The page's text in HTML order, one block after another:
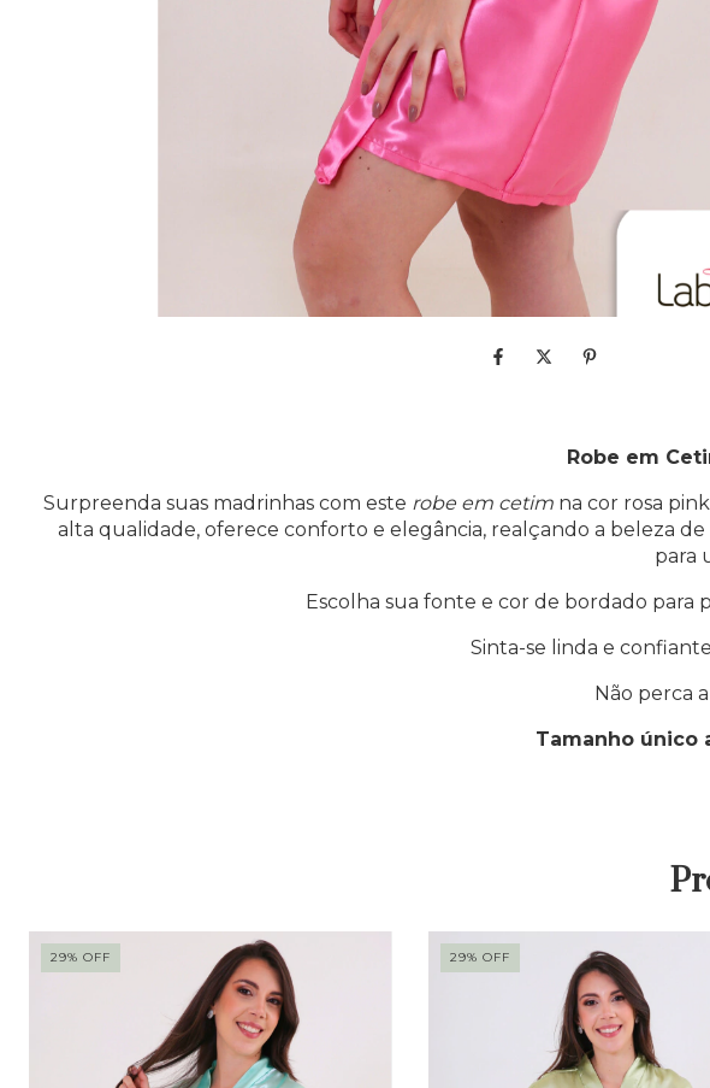
Robe em
Surpreenda suas madrinhas com este robe em cetimna cor rosa
alta qualidade, oferece conforto e elegância, realçando a beleza de
para
Escolha sua fonte e cor de bordado para
Sinta-se linda e
Não perca
Tamanho único
29% OFF 29% OFF